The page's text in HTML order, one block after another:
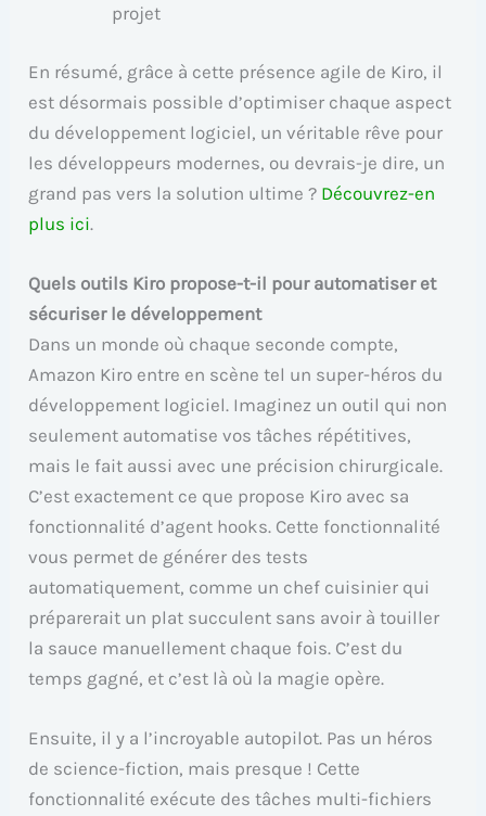
projet
En résumé, grâce à cette présence agile de Kiro, il
est désormais possible d’optimiser chaque aspect
du développement logiciel, un véritable rêve pour
les développeurs modernes, ou devrais-je dire, un
grand pas vers la solution ultime ? Découvrez-en
plus ici.
Quels outils Kiro propose-t-il pour automatiser et
sécuriser le développement
Dans un monde où chaque seconde compte,
Amazon Kiro entre en scène tel un super-héros du
développement logiciel. Imaginez un outil qui non
seulement automatise vos tâches répétitives,
mais le fait aussi avec une précision chirurgicale.
C’est exactement ce que propose Kiro avec sa
fonctionnalité d’agent hooks. Cette fonctionnalité
vous permet de générer des tests
automatiquement, comme un chef cuisinier qui
préparerait un plat succulent sans avoir à touiller
la sauce manuellement chaque fois. C’est du
temps gagné, et c’est là où la magie opère.
Ensuite, il y a l’incroyable autopilot. Pas un héros
de science-fiction, mais presque ! Cette
fonctionnalité exécute des tâches multi-fichiers